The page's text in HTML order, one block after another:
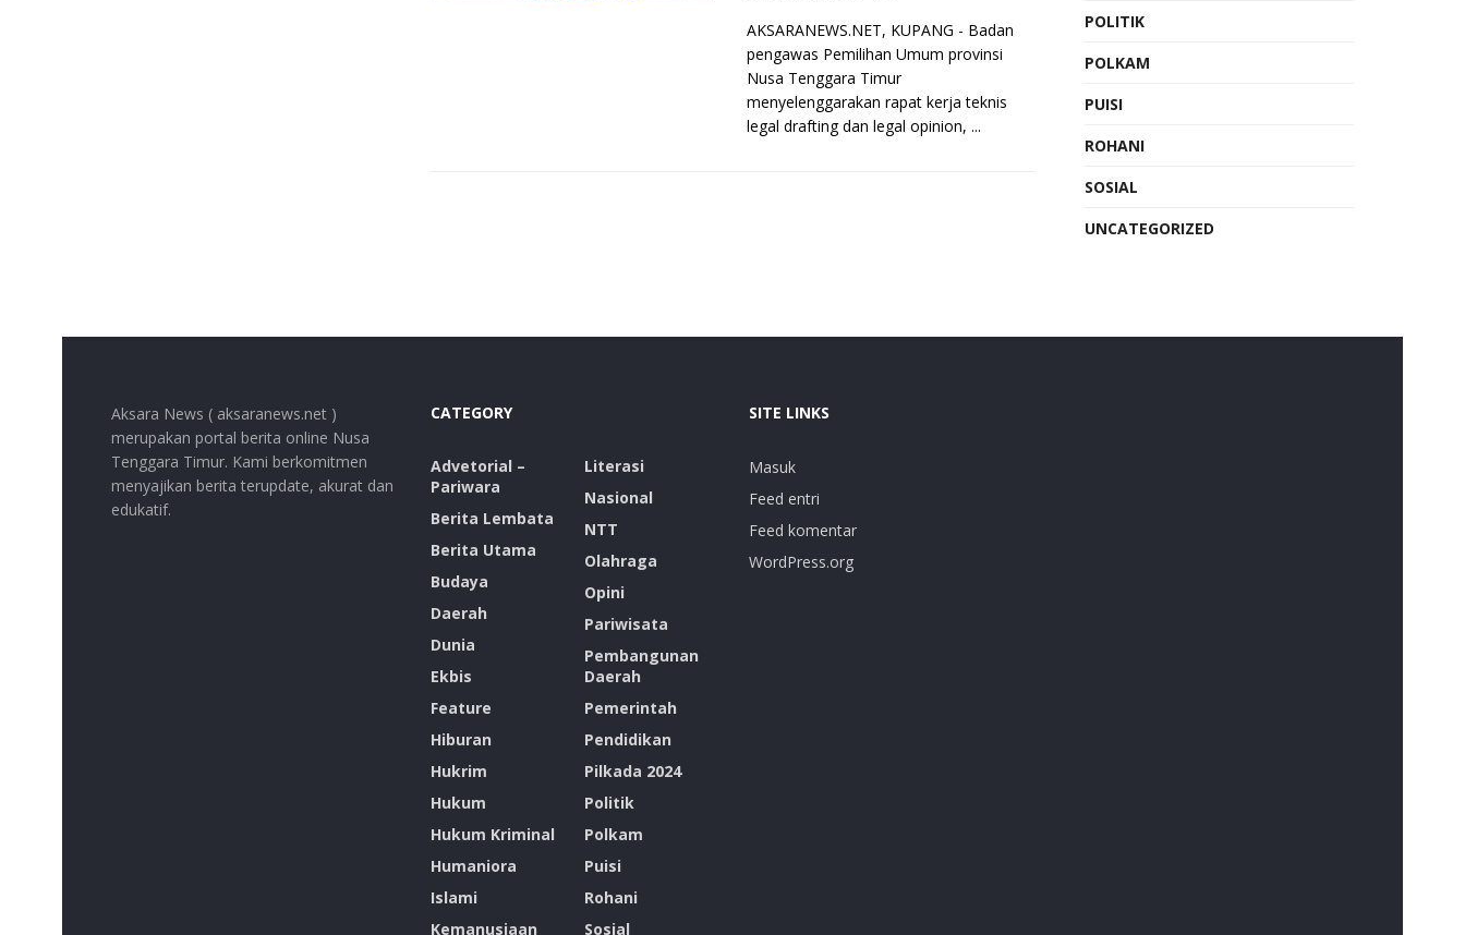
AKSARANEWS.NET, KUPANG - Badan
pengawas Pemilihan Umum provinsi
Nusa Tenggara Timur
menyelenggarakan rapat kerja teknis
legal drafting dan legal opinion, ...
POLITIK
POLKAM
PUISI
ROHANI
SOSIAL
UNCATEGORIZED
Aksara News ( aksaranews.net )
merupakan portal berita online Nusa
Tenggara Timur. Kami berkomitmen
menyajikan berita terupdate, akurat dan
edukatif.
CATEGORY
Advetorial –
Pariwara
Berita Lembata
Berita Utama
Budaya
Daerah
Dunia
Ekbis
Feature
Hiburan
Hukrim
Hukum
Hukum Kriminal
Humaniora
Islami
Kemanusiaan
Literasi
Nasional
NTT
Olahraga
Opini
Pariwisata
Pembangunan
Daerah
Pemerintah
Pendidikan
Pilkada 2024
Politik
Polkam
Puisi
Rohani
Sosial
SITE LINKS
Masuk
Feed entri
Feed komentar
WordPress.org